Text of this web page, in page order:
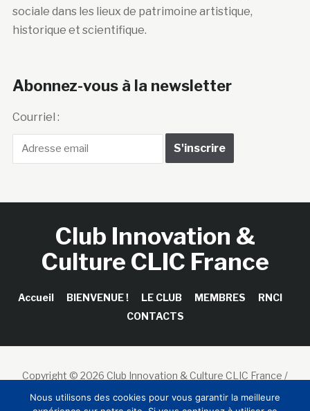
sociale dans les lieux de patrimoine artistique,
historique et scientifique.
Abonnez-vous à la newsletter
Courriel :
Club Innovation &
Culture CLIC France
Accueil BIENVENUE ! LE CLUB MEMBRES
RNCI
CONTACTS
Copyright © 2026 Club Innovation & Culture CLIC France /
Sinapses Conseils
Nous utilisons des cookies pour vous garantir la meilleure